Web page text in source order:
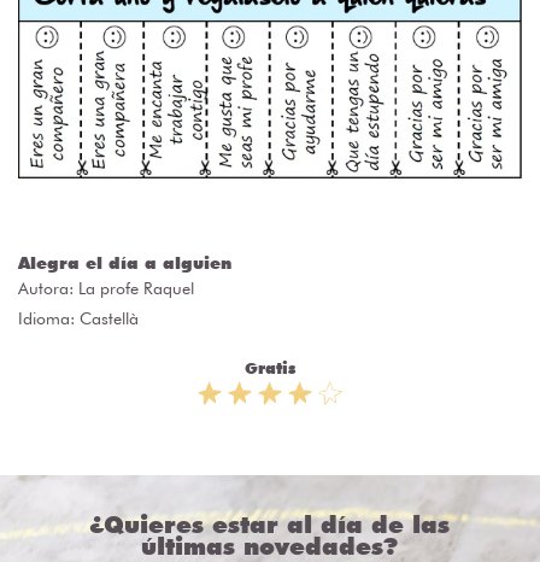
Alegra el día a alguien
Autora: La profe Raquel
Idioma: Castellà
Gratis
¿Quieres estar al día de las
últimas novedades?